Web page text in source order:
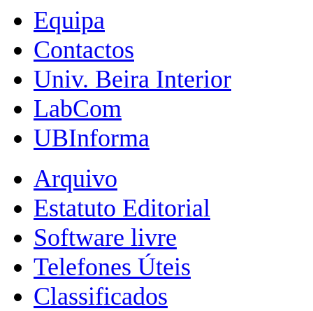
Equipa
Contactos
Univ. Beira Interior
LabCom
UBInforma
Arquivo
Estatuto Editorial
Software livre
Telefones Úteis
Classificados